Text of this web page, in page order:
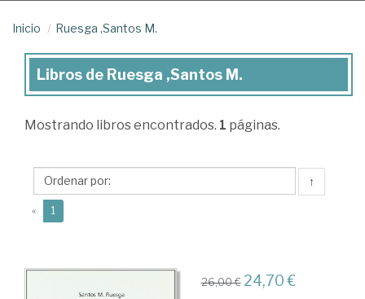
Inicio Ruesga ,Santos M.
Libros
Ruesga
M.
Libros de Ruesga ,Santos M.
Mostrando libros encontrados. 1 páginas.
↑
« 1
26,00 € 24,70 €